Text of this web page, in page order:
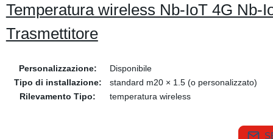
Temperatura wireless Nb-IoT 4G Nb-
Trasmettitore
Personalizzazione:
Disponibile
Tipo di installazione:
standard m20 × 1.5 (o personalizzato)
Rilevamento Tipo:
temperatura wireless